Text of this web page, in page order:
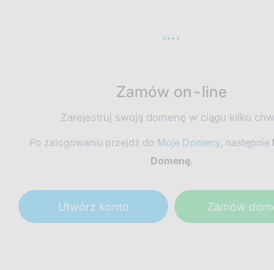
Zamów on-line
Zarejestruj swoją domenę w ciągu kilku
Po zalogowaniu przejdź do Moje Domeny, następnie
Domenę.
Utwórz konto Zamów